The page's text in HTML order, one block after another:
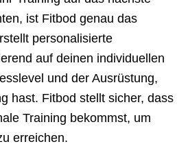
ist Fitbod genau das
personalisierte
auf deinen individuellen
und der Ausrüstung,
hast. Fitbod stellt sicher, dass
Training bekommst, um
erreichen.